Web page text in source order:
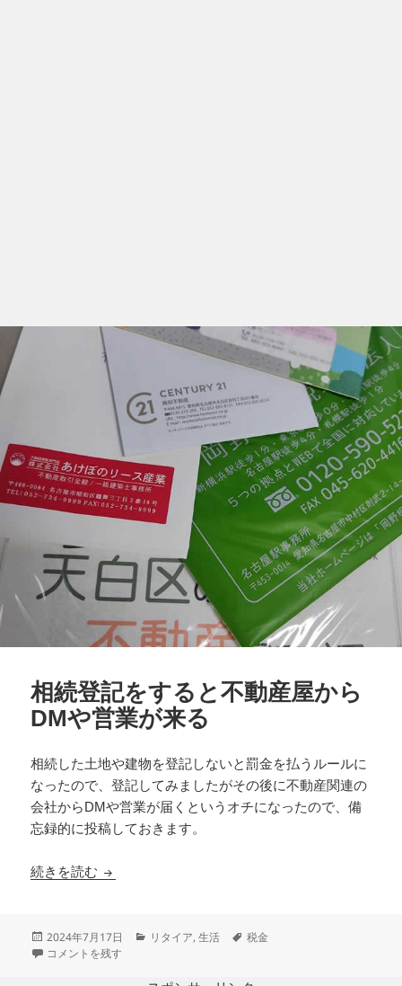
相続登記をすると不動産屋から
DMや営業が来る
相続した土地や建物を登記しないと罰金を払うルールに
なったので、登記してみましたがその後に不動産関連の
会社からDMや営業が届くというオチになったので、備
忘録的に投稿しておきます。
続きを読む 相続登記をすると不動産屋からDMや営業が来る
投
稿
2024年7月17日
カ
リタイア,生活
タ
税金
相続登記をすると不動産屋からDMや営業が来る に
コメントを残す